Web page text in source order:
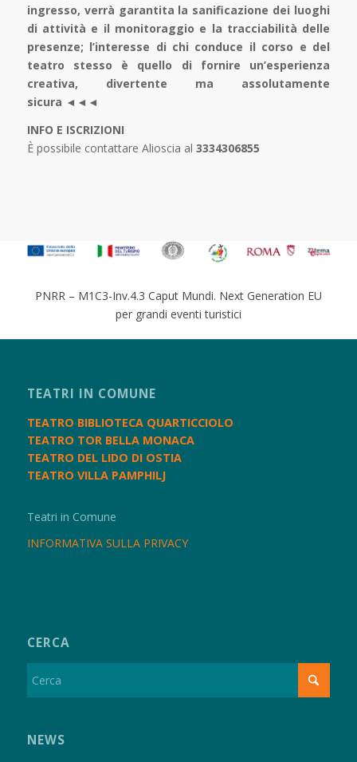
ingresso, verrà garantita la sanificazione dei luoghi
di attività e il monitoraggio e la tracciabilità delle
presenze; l’interesse di chi conduce il corso e del
teatro stesso è quello di fornire un’esperienza
creativa, divertente ma assolutamente
sicura ◄◄◄
INFO E ISCRIZIONI
È possibile contattare Alioscia al 3334306855
PNRR – M1C3-Inv.4.3 Caput Mundi. Next Generation EU
per grandi eventi turistici
TEATRI IN COMUNE
TEATRO BIBLIOTECA QUARTICCIOLO
TEATRO TOR BELLA MONACA
TEATRO DEL LIDO DI OSTIA
TEATRO VILLA PAMPHILJ
Teatri in Comune
INFORMATIVA SULLA PRIVACY
CERCA
NEWS